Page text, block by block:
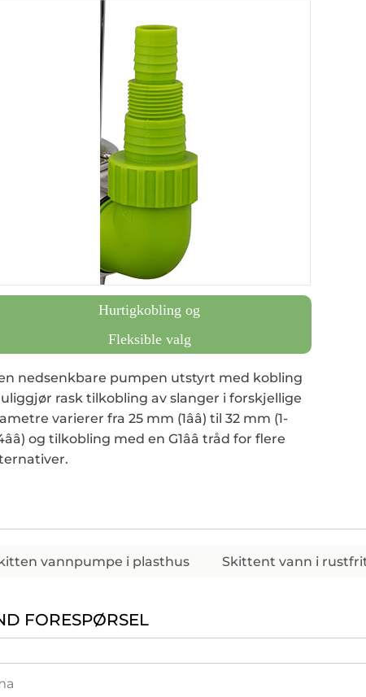
Hurtigkobling og
Fleksible valg
nedsenkbare pumpen utstyrt med kobling
rask tilkobling av slanger i forskjellige
varierer fra 25 mm (1ââ) til 32 mm (1-
og tilkobling med en G1ââ tråd for flere
vannpumpe i plasthus Skittent vann i
FORESPØRSEL